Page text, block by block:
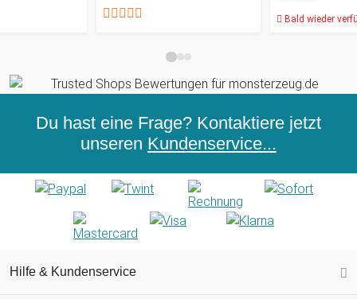
Bald wieder
Du hast eine Frage? Kontaktiere jetzt
unseren Kundenservice...
Hilfe & Kundenservice